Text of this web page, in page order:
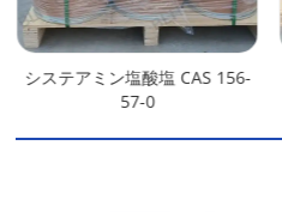
システアミン塩酸塩 CAS 156-
57-0